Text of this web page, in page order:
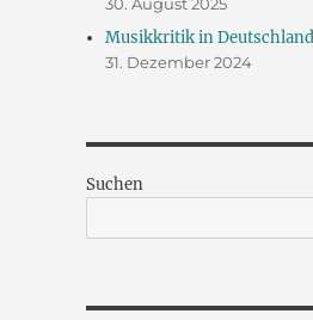
Musikkritik in
31. Dezember 2024
Suchen